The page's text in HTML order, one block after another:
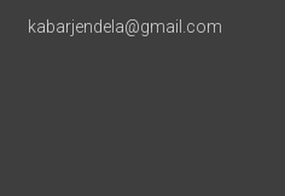
kabarjendela@gmail.com